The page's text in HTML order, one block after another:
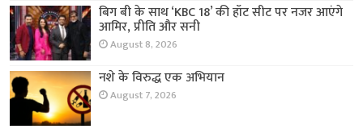
बिग बी के साथ ‘KBC 18’ की हॉट सीट पर नजर आएंगे
आमिर, प्रीति और सनी
August 8, 2026
नशे के विरुद्ध एक अभियान
August 7, 2026